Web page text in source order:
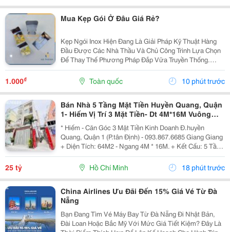
Mua Kẹp Gói Ở Đâu Giá Rẻ?
Kẹp Ngói Inox Hiện Đang Là Giải Pháp Kỹ Thuật Hàng
Đầu Được Các Nhà Thầu Và Chủ Công Trình Lựa Chọn
Để Thay Thế Phương Pháp Đắp Vữa Truyền Thống.
Trong Thi Công Mái Ngói Hiện Đại, Hệ Thống Mái Không
Chỉ Cần Đẹp Mà Phải Đảm Bảo Độ Bền Tuyệt Đối
Trước...
1.000₫ Toàn quốc 10 phút trước
Bán Nhà 5 Tầng Mặt Tiền Huyền Quang, Quận
1- Hiếm Vị Trí 3 Mặt Tiền- Dt 4M*16M Vuông
Đẹp- Chính Chủ Giang Giang Xem Nhà
* Hiếm - Căn Góc 3 Mặt Tiền Kinh Doanh Đ.huyền
Quang, Quận 1 (P.tân Định) - 093.867.6685 Giang Giang
+ Diện Tích: 64M2 - Ngang 4M * 16M. + Kết Cấu: 5 Tầng
Mới Btct - Sân Thượng - 5Pn. + Sổ Hồng Vuông Đẹp -
Hoàn Công Chuẩn. + Chủ Chào: 25T. *...
25 tỷ Hồ Chí Minh 18 phút trước
China Airlines Ưu Đãi Đến 15% Giá Vé Từ Đà
Nẵng
Bạn Đang Tìm Vé Máy Bay Từ Đà Nẵng Đi Nhật Bản,
Đài Loan Hoặc Bắc Mỹ Với Mức Giá Tiết Kiệm? Đây Là